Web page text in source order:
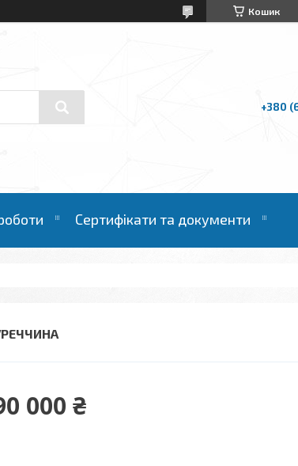
Кошик
+380
Сертифікати та документи
000 ₴